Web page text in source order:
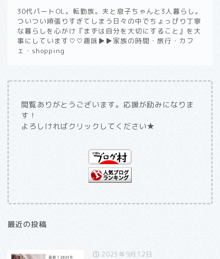
30代パートOL。転勤族。夫と息子ちゃんと3人暮らし。
ついつい頑張りすぎてしまう日々の中でちょっぴり丁寧
な暮らしを心がけ『まずは自分を大切にすること』を大
事にしています♡♡趣味▶︎▶︎家族の時間・旅行・カフ
ェ・shopping
閲覧ありがとうございます。応援が励みになりま
す！
よろしければクリックしてください★
最近の投稿
2025年9月12日